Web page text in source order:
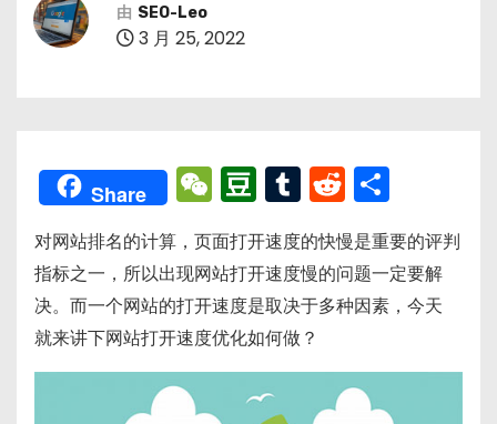
由 SEO-Leo
3 月 25, 2022
Share W
e
C
h
a
t
D
o
u
b
a
n
T
u
m
bl
r
R
e
d
di
t
享
对网站排名的计算，页面打开速度的快慢是重要的评判
指标之一，所以出现网站打开速度慢的问题一定要解
决。而一个网站的打开速度是取决于多种因素，今天
就来讲下网站打开速度优化如何做？